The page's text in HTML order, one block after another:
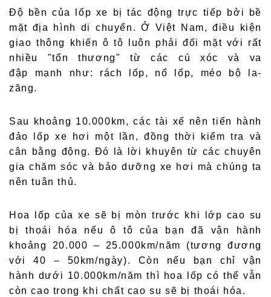
Độ bền của lốp xe bị tác động trực tiếp bởi bề
mặt địa hình di chuyển. Ở Việt Nam, điều kiện
giao thông khiến ô tô luôn phải đối mặt với rất
nhiều "tổn thương" từ các cú xóc và va
đập mạnh như: rách lốp, nổ lốp, méo bộ la-
zăng.
Sau khoảng 10.000km, các tài xế nên tiến hành
đảo lốp xe hơi một lần, đồng thời kiểm tra và
cân bằng động. Đó là lời khuyên từ các chuyên
gia chăm sóc và bảo dưỡng xe hơi mà chúng ta
nên tuân thủ.
Hoa lốp của xe sẽ bị mòn trước khi lớp cao su
bị thoái hóa nếu ô tô của bạn đã vận hành
khoảng 20.000 – 25.000km/năm (tương đương
với 40 – 50km/ngày). Còn nếu bạn chỉ vận
hành dưới 10.000km/năm thì hoa lốp có thể vẫn
còn cao trong khi chất cao su sẽ bị thoái hóa.